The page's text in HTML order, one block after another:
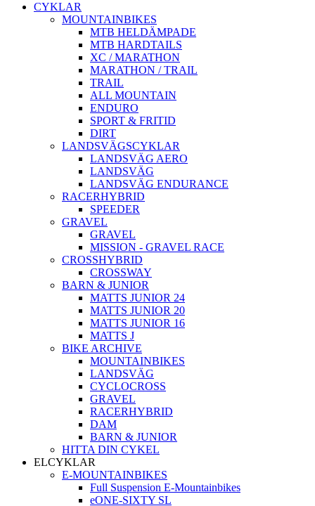
CYKLAR
MOUNTAINBIKES
MTB HELDÄMPADE
MTB HARDTAILS
XC / MARATHON
MARATHON / TRAIL
TRAIL
ALL MOUNTAIN
ENDURO
SPORT & FRITID
DIRT
LANDSVÄGSCYKLAR
LANDSVÄG AERO
LANDSVÄG
LANDSVÄG ENDURANCE
RACERHYBRID
SPEEDER
GRAVEL
GRAVEL
MISSION - GRAVEL RACE
CROSSHYBRID
CROSSWAY
BARN & JUNIOR
MATTS JUNIOR 24
MATTS JUNIOR 20
MATTS JUNIOR 16
MATTS J
BIKE ARCHIVE
MOUNTAINBIKES
LANDSVÄG
CYCLOCROSS
GRAVEL
RACERHYBRID
DAM
BARN & JUNIOR
HITTA DIN CYKEL
ELCYKLAR
E-MOUNTAINBIKES
Full Suspension E-Mountainbikes
eONE-SIXTY SL